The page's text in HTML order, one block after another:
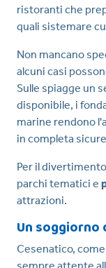
ristoranti che
quali sistemare
Non mancano
alcuni casi
Sulle spiagge un
disponibile, i
marine rendono
in completa
Per il
parchi tematici e
attrazioni.
Un soggiorno
Cesenatico, come